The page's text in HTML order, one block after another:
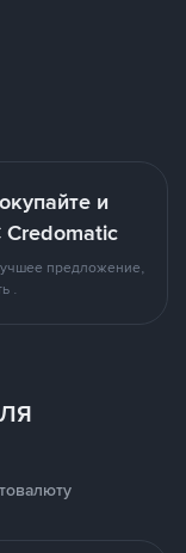
и
Credomatic
предложение,
.